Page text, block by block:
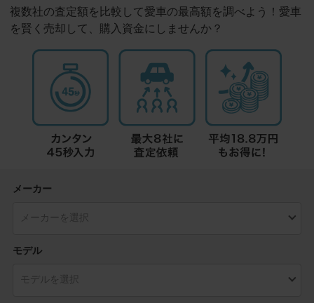
複数社の査定額を比較して愛車の最高額を調べよう！愛車
を賢く売却して、購入資金にしませんか？
メーカー
モデル